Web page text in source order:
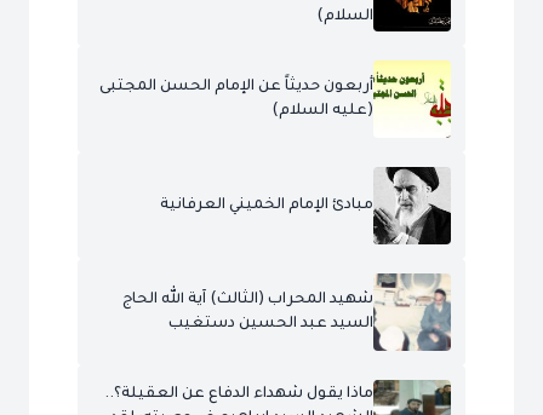
السلام)
أربعون حديثاً عن الإمام الحسن المجتبى
(عليه السلام)
مبادئ الإمام الخميني العرفانية
شهيد المحراب (الثالث) آية الله الحاج
السيد عبد الحسين دستغيب
ماذا يقول شهداء الدفاع عن العقيلة؟..